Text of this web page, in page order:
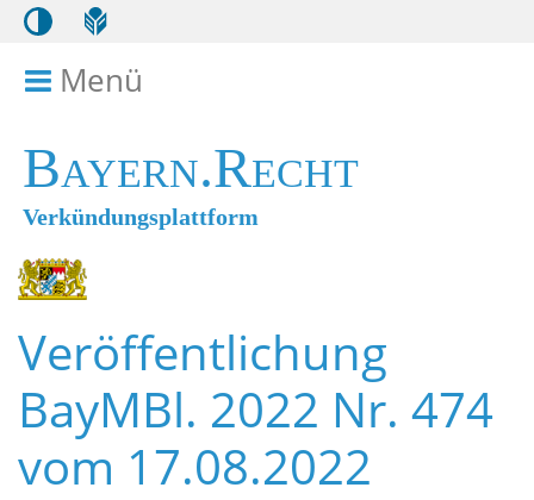
Menü
Bayern.Recht
Verkündungsplattform
Veröffentlichung
BayMBl. 2022 Nr. 474
vom 17.08.2022